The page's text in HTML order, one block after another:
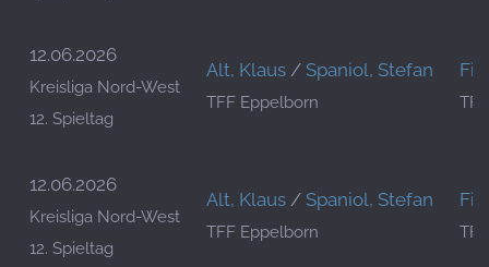
12.06.2026
Kreisliga Nord-West
12. Spieltag
Alt, Klaus / Spaniol, Stefan
TFF Eppelborn
12.06.2026
Kreisliga Nord-West
12. Spieltag
Alt, Klaus / Spaniol, Stefan
TFF Eppelborn